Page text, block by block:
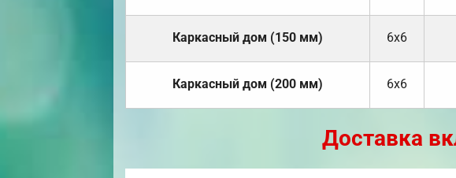
Каркасный дом (150 мм) 6х6
Каркасный дом (200 мм) 6х6
Доставка